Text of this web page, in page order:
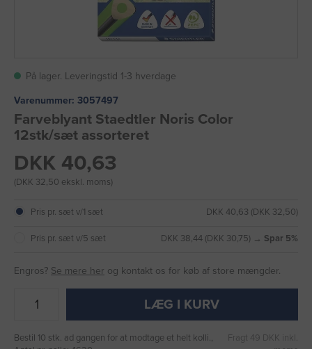
På lager. Leveringstid 1-3 hverdage
Varenummer: 3057497
Farveblyant Staedtler Noris Color
12stk/sæt assorteret
DKK 40,63
(DKK 32,50 ekskl. moms)
Pris pr. sæt v/1 sæt DKK 40,63 (DKK 32,50)
Pris pr. sæt v/5 sæt DKK 38,44 (DKK 30,75) → Spar 5%
Engros? Se mere her og kontakt os for køb af store mængder.
LÆG I KURV
Bestil 10 stk. ad gangen for at modtage et helt kolli.,
Fragt 49 DKK inkl.